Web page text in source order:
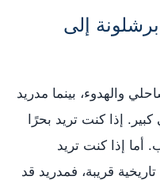
إلى
والهدوء، بينما مدريد
إذا كنت تريد بحرًا
أما إذا كنت تريد
قريبة، فمدريد قد